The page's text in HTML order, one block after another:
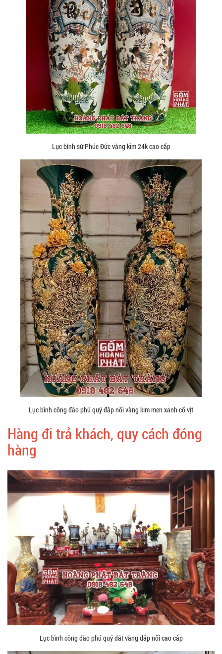
Lục bình sứ Phúc Đức vàng kim 24k cao cấp
Lục bình công đào phú quý đắp nổi vàng kim men xanh cổ vịt
Hàng đi trả khách, quy cách đóng
hàng
Lục bình công đào phú quý dát vàng đắp nổi cao cấp